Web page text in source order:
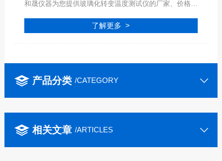
了解更多 >
产品分类 /CATEGORY
相关文章 /ARTICLES